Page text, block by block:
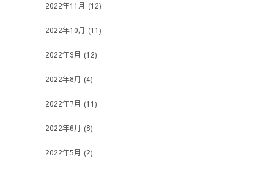
2022年11月 (12)
2022年10月 (11)
2022年9月 (12)
2022年8月 (4)
2022年7月 (11)
2022年6月 (8)
2022年5月 (2)